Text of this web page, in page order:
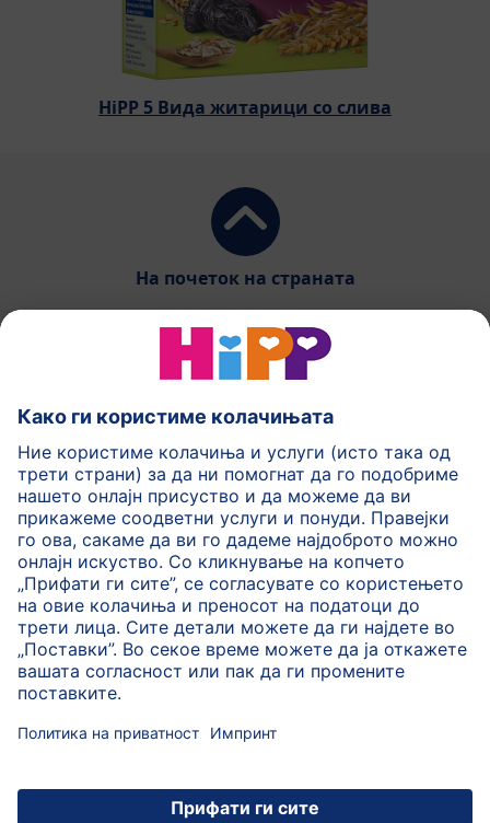
HiPP 5 Вида житарици со слива
На почеток на страната
HiPP Млечни формули
HiPP Храна за бебиња
HiPP за деца
HiPP Нега за кожа
HiPP Бременост
Политика на приватност
Услови на користење
Импринт
Повеќе за HiPP Контакт